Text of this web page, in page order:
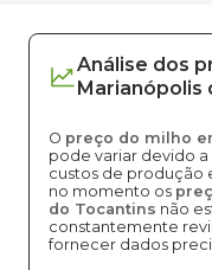
Análise dos
Marianópolis
O preço do milho
pode variar devido
custos de produção
no momento os
do Tocantins não
constantemente
fornecer dados